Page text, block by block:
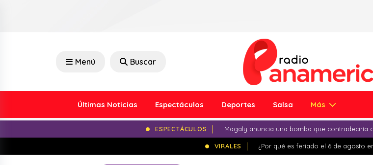
Menú Buscar
Últimas Noticias Espectáculos Deportes Salsa Más
ESPECTÁCULOS Magaly anuncia una bomba que contradeciría
VIRALES ¿Por qué es feriado el 6 de agosto